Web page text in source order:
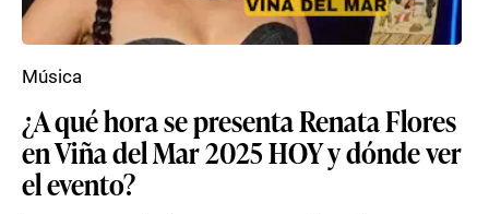
¿A qué hora se presenta Renata Flores
en Viña del Mar 2025 HOY y dónde ver
el evento?
Música